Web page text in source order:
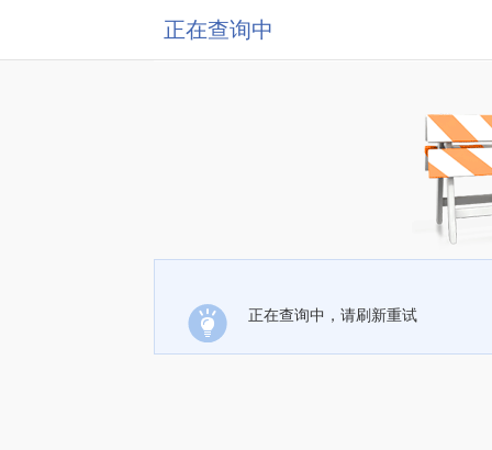
正在查询中
正在查询中，请刷新重试